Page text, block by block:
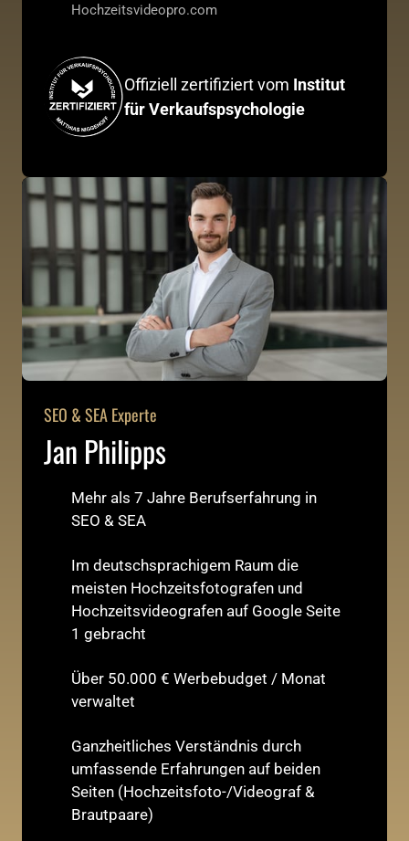
Hochzeitsvideopro.com
Offiziell zertifiziert vom Institut
für Verkaufspsychologie
SEO & SEA Experte
Jan Philipps
Mehr als 7 Jahre Berufserfahrung in
SEO & SEA
Im deutschsprachigem Raum die
meisten Hochzeitsfotografen und
Hochzeitsvideografen auf Google Seite
1 gebracht
Über 50.000 € Werbebudget / Monat
verwaltet
Ganzheitliches Verständnis durch
umfassende Erfahrungen auf beiden
Seiten (Hochzeitsfoto-/Videograf &
Brautpaare)